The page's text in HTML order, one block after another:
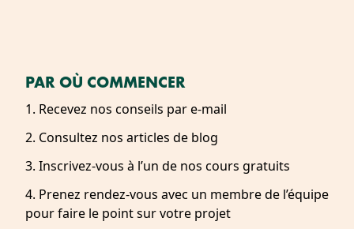
PAR OÙ COMMENCER
1. Recevez nos conseils par e-mail
2. Consultez nos articles de blog
3. Inscrivez-vous à l’un de nos cours gratuits
4. Prenez rendez-vous avec un membre de l’équipe
pour faire le point sur votre projet